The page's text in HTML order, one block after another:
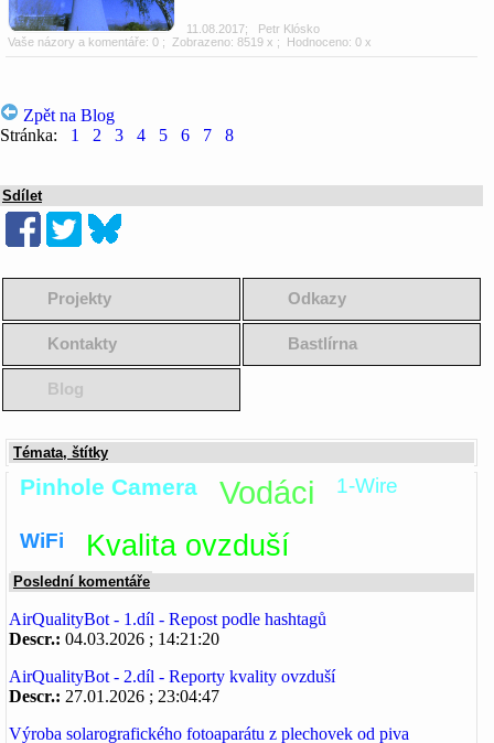
11.08.2017; Petr Klósko
Vaše názory a komentáře: 0 ; Zobrazeno: 8519 x ; Hodnoceno: 0 x
Zpět na Blog
Stránka:
1 2 3 4 5 6 7 8
Sdílet
Projekty Odkazy
Kontakty Bastlírna
Blog
Témata, štítky
Pinhole Camera Vodáci 1-Wire
WiFi Kvalita ovzduší
Poslední komentáře
AirQualityBot - 1.díl - Repost podle hashtagů
Descr.: 04.03.2026 ; 14:21:20
AirQualityBot - 2.díl - Reporty kvality ovzduší
Descr.: 27.01.2026 ; 23:04:47
Výroba solarografického fotoaparátu z plechovek od piva